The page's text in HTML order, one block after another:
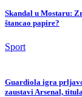
Skandal u Mostaru:
štancao papire?
Sport
Guardiola igra
zaustavi Arsenal,